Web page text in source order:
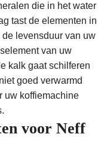
die in het water
tast de elementen in
levensduur van uw
van uw
kalk gaat schilferen
goed verwarmd
uw koffiemachine
voor Neff